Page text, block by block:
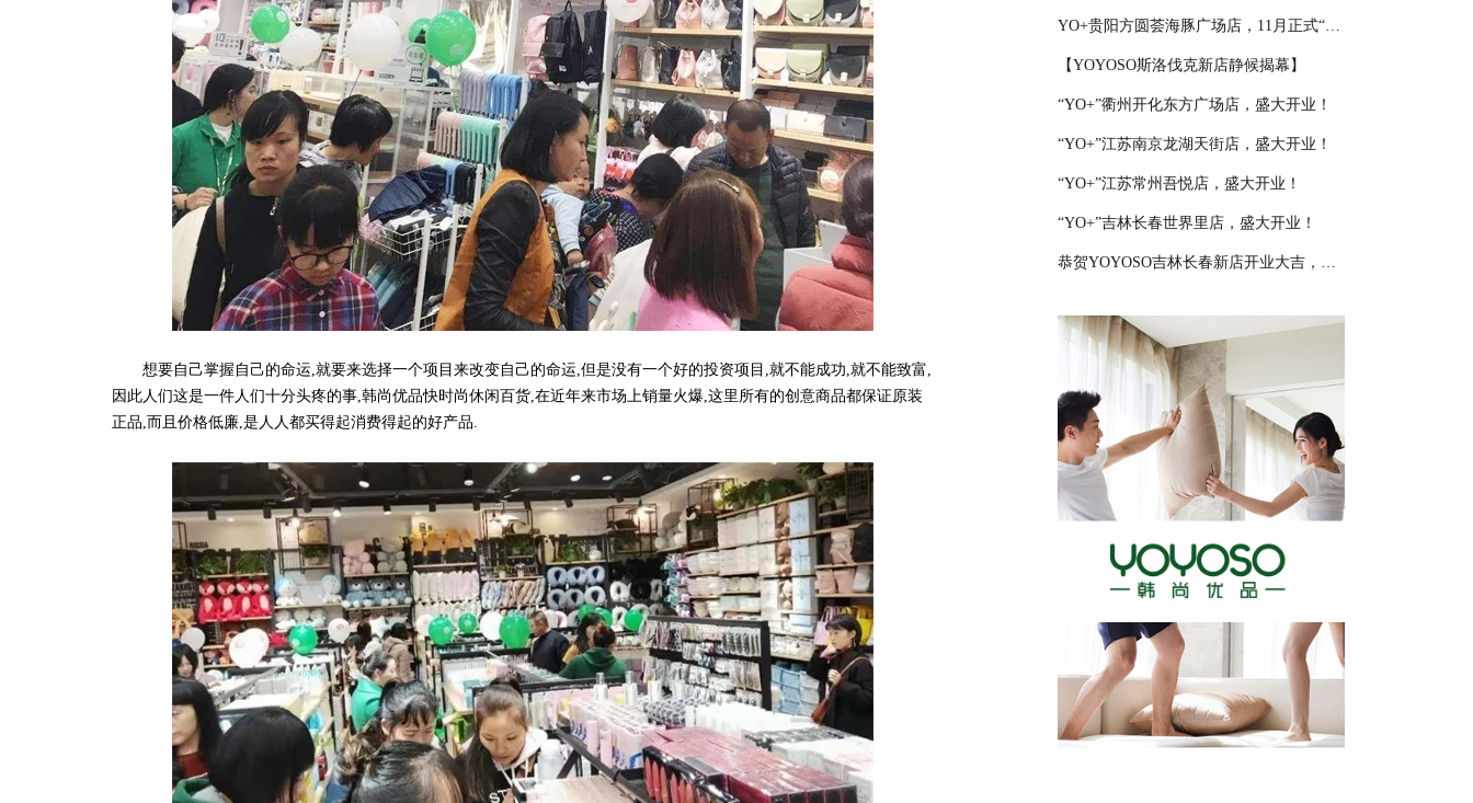
想要自己掌握自己的命运,就要来选择一个项目来改变自己的命运,但是没有一个好的投资项目,就不能成功,就不能致富,
因此人们这是一件人们十分头疼的事,韩尚优品快时尚休闲百货,在近年来市场上销量火爆,这里所有的创意商品都保证原装
正品,而且价格低廉,是人人都买得起消费得起的好产品.
YO+贵阳方圆荟海豚广场店，11月正式“开闸放鱼”！
【YOYOSO斯洛伐克新店静候揭幕】
“YO+”衢州开化东方广场店，盛大开业！
“YO+”江苏南京龙湖天街店，盛大开业！
“YO+”江苏常州吾悦店，盛大开业！
“YO+”吉林长春世界里店，盛大开业！
恭贺YOYOSO吉林长春新店开业大吉，大卖特卖